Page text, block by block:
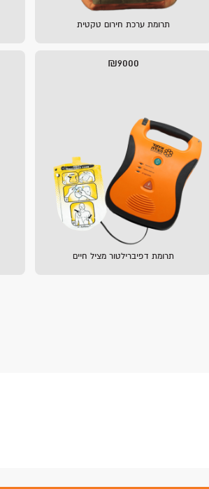
תרומת ערכת חירום טקטית
₪9000
תרומת דפיברילטור מציל חיים